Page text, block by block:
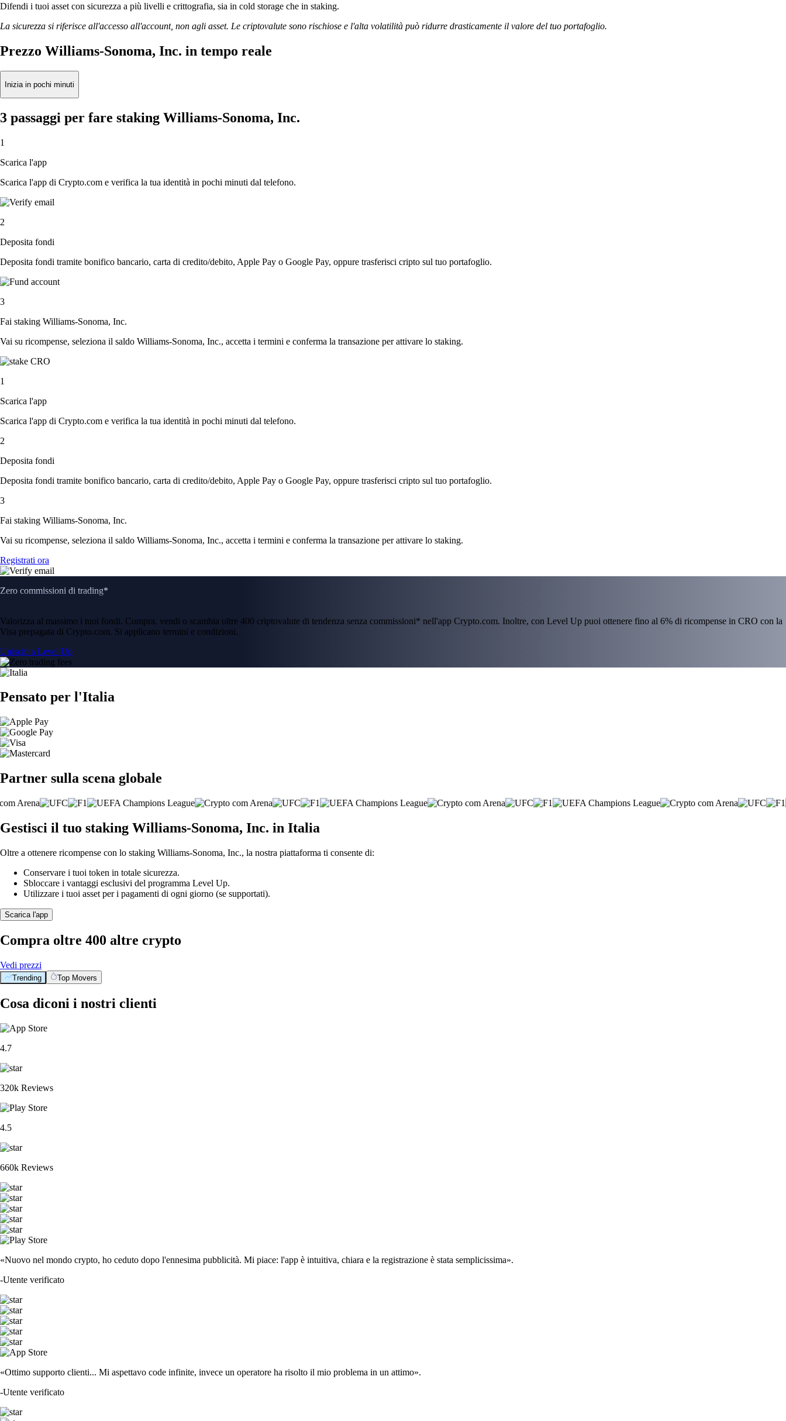
Difendi i tuoi asset con sicurezza a più livelli e crittografia, sia in cold storage che in staking.
La sicurezza si riferisce all'accesso all'account, non agli asset. Le criptovalute sono rischiose e l'alta volatilità può ridurre drasticamente il valore del tuo portafoglio.
Prezzo Williams-Sonoma, Inc. in tempo reale
Inizia in pochi minuti
3 passaggi per fare staking Williams-Sonoma, Inc.
1
Scarica l'app
Scarica l'app di Crypto.com e verifica la tua identità in pochi minuti dal telefono.
2
Deposita fondi
Deposita fondi tramite bonifico bancario, carta di credito/debito, Apple Pay o Google Pay, oppure trasferisci cripto sul tuo portafoglio.
3
Fai staking Williams-Sonoma, Inc.
Vai su ricompense, seleziona il saldo Williams-Sonoma, Inc., accetta i termini e conferma la transazione per attivare lo staking.
1
Scarica l'app
Scarica l'app di Crypto.com e verifica la tua identità in pochi minuti dal telefono.
2
Deposita fondi
Deposita fondi tramite bonifico bancario, carta di credito/debito, Apple Pay o Google Pay, oppure trasferisci cripto sul tuo portafoglio.
3
Fai staking Williams-Sonoma, Inc.
Vai su ricompense, seleziona il saldo Williams-Sonoma, Inc., accetta i termini e conferma la transazione per attivare lo staking.
Registrati ora
Zero commissioni di trading*
Valorizza al massimo i tuoi fondi. Compra, vendi o scambia oltre 400 criptovalute di tendenza senza commissioni* nell'app Crypto.com. Inoltre, con Level Up puoi ottenere fino al 6% di ricompense in CRO con la
Visa prepagata di Crypto.com. Si applicano termini e condizioni.
Unisciti a Level Up
Pensato per l'Italia
Partner sulla scena globale
Gestisci il tuo staking Williams-Sonoma, Inc. in Italia
Oltre a ottenere ricompense con lo staking Williams-Sonoma, Inc., la nostra piattaforma ti consente di:
Conservare i tuoi token in totale sicurezza.
Sbloccare i vantaggi esclusivi del programma Level Up.
Utilizzare i tuoi asset per i pagamenti di ogni giorno (se supportati).
Scarica l'app
Compra oltre 400 altre crypto
Vedi prezzi
Trending Top Movers
Cosa diconi i nostri clienti
4.7
320k Reviews
4.5
660k Reviews
«Nuovo nel mondo crypto, ho ceduto dopo l'ennesima pubblicità. Mi piace: l'app è intuitiva, chiara e la registrazione è stata semplicissima».
-Utente verificato
«Ottimo supporto clienti... Mi aspettavo code infinite, invece un operatore ha risolto il mio problema in un attimo».
-Utente verificato